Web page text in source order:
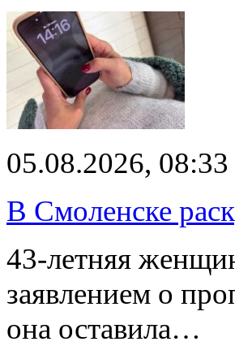
05.08.2026, 08:33
В Смоленске
43-летняя
заявлением о
она оставила…